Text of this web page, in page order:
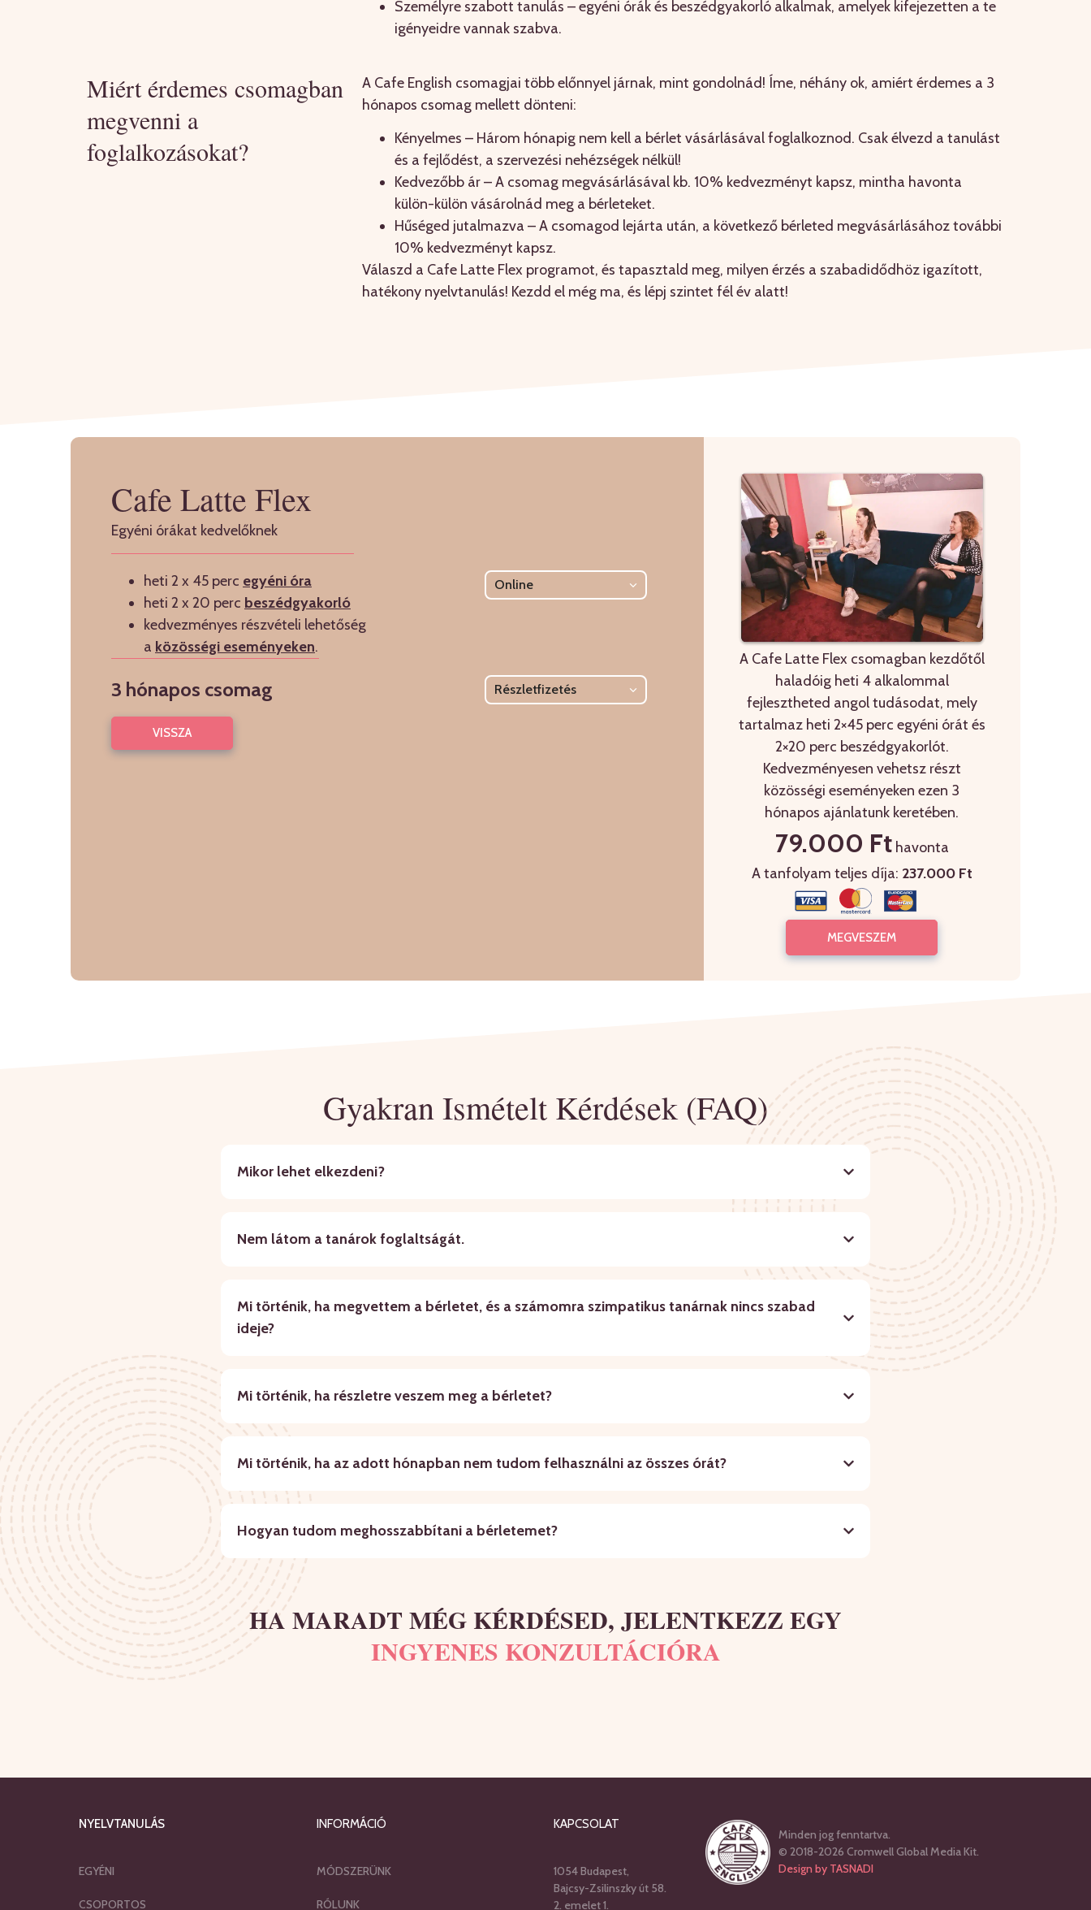
Személyre szabott tanulás – egyéni órák és beszédgyakorló alkalmak, amelyek kifejezetten a te
igényeidre vannak szabva.
Miért érdemes csomagban
megvenni a
foglalkozásokat?
A Cafe English csomagjai több előnnyel járnak, mint gondolnád! Íme, néhány ok, amiért érdemes a 3
hónapos csomag mellett dönteni:
Kényelmes – Három hónapig nem kell a bérlet vásárlásával foglalkoznod. Csak élvezd a tanulást
és a fejlődést, a szervezési nehézségek nélkül!
Kedvezőbb ár – A csomag megvásárlásával kb. 10% kedvezményt kapsz, mintha havonta
külön-külön vásárolnád meg a bérleteket.
Hűséged jutalmazva – A csomagod lejárta után, a következő bérleted megvásárlásához további
10% kedvezményt kapsz.
Válaszd a Cafe Latte Flex programot, és tapasztald meg, milyen érzés a szabadidődhöz igazított,
hatékony nyelvtanulás! Kezdd el még ma, és lépj szintet fél év alatt!
Cafe Latte Flex
Egyéni órákat kedvelőknek
heti 2 x 45 perc egyéni óra
heti 2 x 20 perc beszédgyakorló
kedvezményes részvételi lehetőség
a közösségi eseményeken.
Online
3 hónapos csomag
VISSZA
Részletfizetés
A Cafe Latte Flex csomagban kezdőtől
haladóig heti 4 alkalommal
fejlesztheted angol tudásodat, mely
tartalmaz heti 2×45 perc egyéni órát és
2×20 perc beszédgyakorlót.
Kedvezményesen vehetsz részt
közösségi eseményeken ezen 3
hónapos ajánlatunk keretében.
79.000 Fthavonta
A tanfolyam teljes díja: 237.000 Ft
MEGVESZEM
Gyakran Ismételt Kérdések (FAQ)
Mikor lehet elkezdeni?
Nem látom a tanárok foglaltságát.
Mi történik, ha megvettem a bérletet, és a számomra szimpatikus tanárnak nincs szabad
ideje?
Mi történik, ha részletre veszem meg a bérletet?
Mi történik, ha az adott hónapban nem tudom felhasználni az összes órát?
Hogyan tudom meghosszabbítani a bérletemet?
HA MARADT MÉG KÉRDÉSED, JELENTKEZZ EGY
INGYENES KONZULTÁCIÓRA
NYELVTANULÁS
EGYÉNI
CSOPORTOS
INFORMÁCIÓ
MÓDSZERÜNK
RÓLUNK
KAPCSOLAT
1054 Budapest,
Bajcsy-Zsilinszky út 58.
2. emelet 1.
Minden jog fenntartva.
© 2018-2026 Cromwell Global Media Kit.
Design by TASNADI